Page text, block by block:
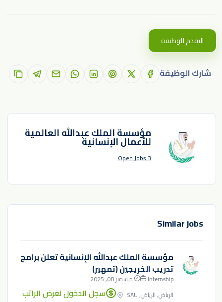
التقدم للوظيفة
شارك الوظيفة
مؤسسة الملك عبدالله العالمية
للأعمال الإنسانية
3 Open Jobs
Similar jobs
مؤسسة الملك عبدالله الإنسانية تعلن برامج
تدريب الخريجين (تمهير)
Internship
ديسمبر 08, 2025
الرياض, الرياض, SAU
سجل الدخول لعرض الراتب